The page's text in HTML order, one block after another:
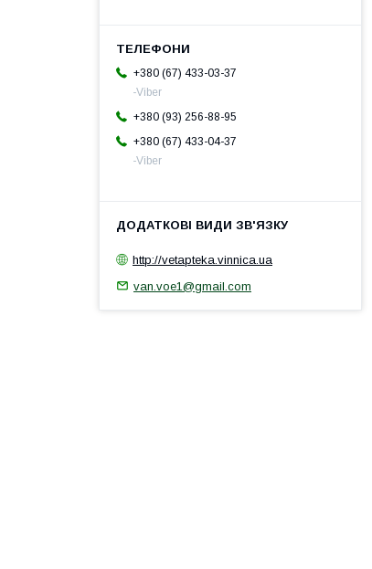
+380 (67) 433-03-37
-Viber
+380 (93) 256-88-95
+380 (67) 433-04-37
-Viber
http://vetapteka.vinnica.ua
van.voe1@gmail.com